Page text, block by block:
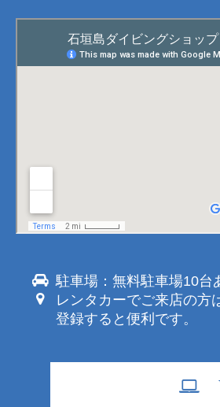
駐車場：無料駐車場10台
レンタカーでご来店の方
登録すると便利です。